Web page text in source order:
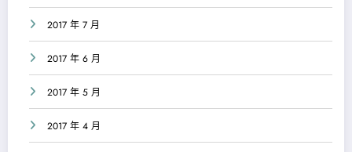
2017 年 7 月
2017 年 6 月
2017 年 5 月
2017 年 4 月